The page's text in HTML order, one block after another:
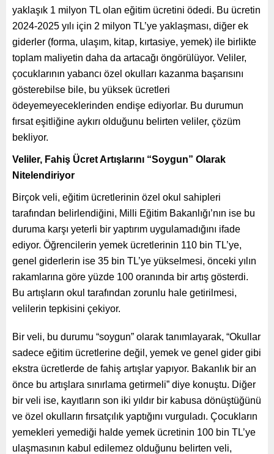
yaklaşık 1 milyon TL olan eğitim ücretini ödedi. Bu ücretin
2024-2025 yılı için 2 milyon TL’ye yaklaşması, diğer ek
giderler (forma, ulaşım, kitap, kırtasiye, yemek) ile birlikte
toplam maliyetin daha da artacağı öngörülüyor. Veliler,
çocuklarının yabancı özel okulları kazanma başarısını
gösterebilse bile, bu yüksek ücretleri
ödeyemeyeceklerinden endişe ediyorlar. Bu durumun
fırsat eşitliğine aykırı olduğunu belirten veliler, çözüm
bekliyor.
Veliler, Fahiş Ücret Artışlarını “Soygun” Olarak
Nitelendiriyor
Birçok veli, eğitim ücretlerinin özel okul sahipleri
tarafından belirlendiğini, Milli Eğitim Bakanlığı’nın ise bu
duruma karşı yeterli bir yaptırım uygulamadığını ifade
ediyor. Öğrencilerin yemek ücretlerinin 110 bin TL’ye,
genel giderlerin ise 35 bin TL’ye yükselmesi, önceki yılın
rakamlarına göre yüzde 100 oranında bir artış gösterdi.
Bu artışların okul tarafından zorunlu hale getirilmesi,
velilerin tepkisini çekiyor.
Bir veli, bu durumu “soygun” olarak tanımlayarak, “Okullar
sadece eğitim ücretlerine değil, yemek ve genel gider gibi
ekstra ücretlerde de fahiş artışlar yapıyor. Bakanlık bir an
önce bu artışlara sınırlama getirmeli” diye konuştu. Diğer
bir veli ise, kayıtların son iki yıldır bir kabusa dönüştüğünü
ve özel okulların fırsatçılık yaptığını vurguladı. Çocukların
yemekleri yemediği halde yemek ücretinin 100 bin TL’ye
ulaşmasının kabul edilemez olduğunu belirten veli,